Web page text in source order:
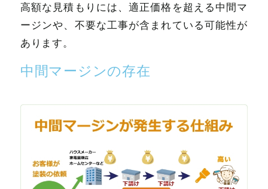
高額な見積もりには、適正価格を超える中間マ
ージンや、不要な工事が含まれている可能性が
あります。
中間マージンの存在